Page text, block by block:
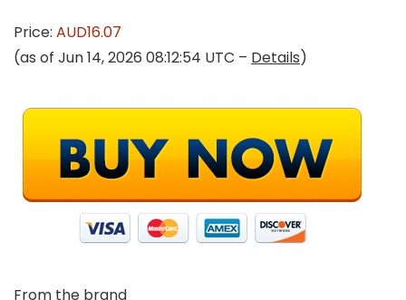
Price: AUD16.07
(as of Jun 14, 2026 08:12:54 UTC – Details)
From the brand